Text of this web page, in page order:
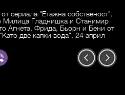
сериала "Етажна собственост",
Милица Гладнишка и Станимир
Агнета, Фрида, Бьорн и Бени от
две капки вода", 24 април